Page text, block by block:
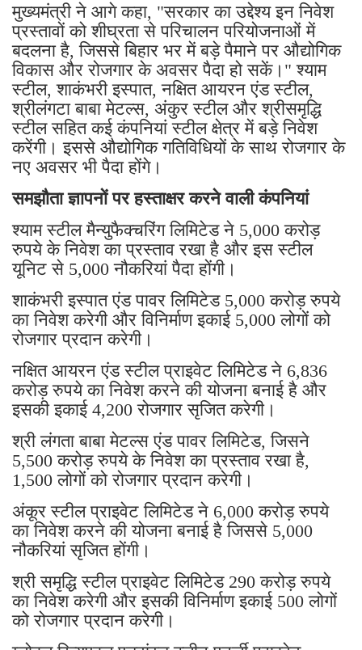
मुख्यमंत्री ने आगे कहा, "सरकार का उद्देश्य इन निवेश
प्रस्तावों को शीघ्रता से परिचालन परियोजनाओं में
बदलना है, जिससे बिहार भर में बड़े पैमाने पर औद्योगिक
विकास और रोजगार के अवसर पैदा हो सकें।" श्याम
स्टील, शाकंभरी इस्पात, नक्षित आयरन एंड स्टील,
श्रीलंगटा बाबा मेटल्स, अंकुर स्टील और श्रीसमृद्धि
स्टील सहित कई कंपनियां स्टील क्षेत्र में बड़े निवेश
करेंगी। इससे औद्योगिक गतिविधियों के साथ रोजगार के
नए अवसर भी पैदा होंगे।
समझौता ज्ञापनों पर हस्ताक्षर करने वाली कंपनियां
श्याम स्टील मैन्युफैक्चरिंग लिमिटेड ने 5,000 करोड़
रुपये के निवेश का प्रस्ताव रखा है और इस स्टील
यूनिट से 5,000 नौकरियां पैदा होंगी।
शाकंभरी इस्पात एंड पावर लिमिटेड 5,000 करोड़ रुपये
का निवेश करेगी और विनिर्माण इकाई 5,000 लोगों को
रोजगार प्रदान करेगी।
नक्षित आयरन एंड स्टील प्राइवेट लिमिटेड ने 6,836
करोड़ रुपये का निवेश करने की योजना बनाई है और
इसकी इकाई 4,200 रोजगार सृजित करेगी।
श्री लंगता बाबा मेटल्स एंड पावर लिमिटेड, जिसने
5,500 करोड़ रुपये के निवेश का प्रस्ताव रखा है,
1,500 लोगों को रोजगार प्रदान करेगी।
अंकूर स्टील प्राइवेट लिमिटेड ने 6,000 करोड़ रुपये
का निवेश करने की योजना बनाई है जिससे 5,000
नौकरियां सृजित होंगी।
श्री समृद्धि स्टील प्राइवेट लिमिटेड 290 करोड़ रुपये
का निवेश करेगी और इसकी विनिर्माण इकाई 500 लोगों
को रोजगार प्रदान करेगी।